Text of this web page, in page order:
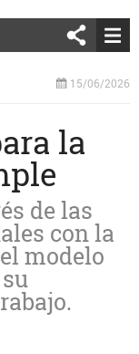
15/06/2026
la
de las
con la
modelo